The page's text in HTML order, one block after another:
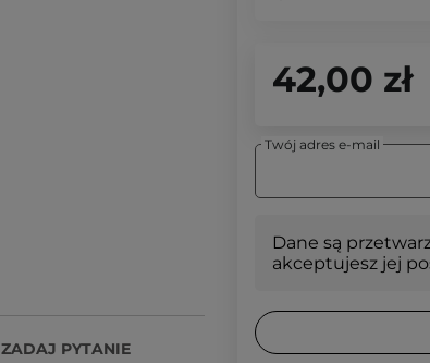
ZADAJ PYTANIE
42,00 zł
Twój adres e-mail
Dane są
akceptujesz jej